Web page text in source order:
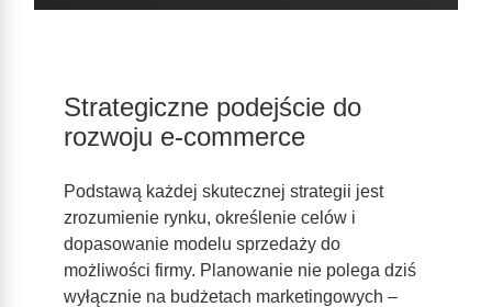
Strategiczne podejście do
rozwoju e-commerce
Podstawą każdej skutecznej strategii jest
zrozumienie rynku, określenie celów i
dopasowanie modelu sprzedaży do
możliwości firmy. Planowanie nie polega dziś
wyłącznie na budżetach marketingowych –